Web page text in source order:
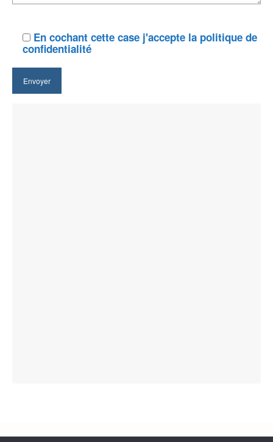
En cochant cette case j'accepte la politique de
confidentialité